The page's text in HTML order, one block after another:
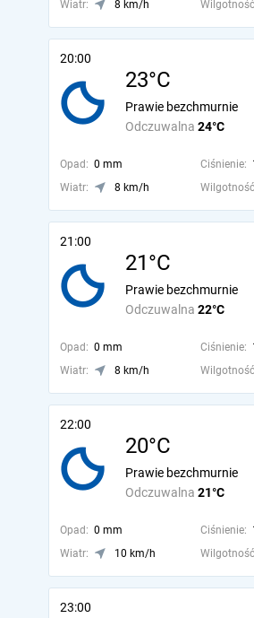
Wiatr:
8 km/h
20:00
23°C
Odczuwalna 24°C
Prawie bezchmurnie
Opad: 0 mm Ciśnienie:
Wiatr:
8 km/h
21:00
21°C
Odczuwalna 22°C
Prawie bezchmurnie
Opad: 0 mm Ciśnienie:
Wiatr:
8 km/h
22:00
20°C
Odczuwalna 21°C
Prawie bezchmurnie
Opad: 0 mm Ciśnienie:
Wiatr:
10 km/h
23:00